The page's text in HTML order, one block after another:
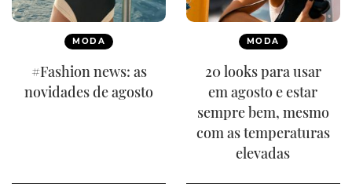
MODA
#Fashion news: as
novidades de agosto
MODA
20 looks para usar
em agosto e estar
sempre bem, mesmo
com as temperaturas
elevadas